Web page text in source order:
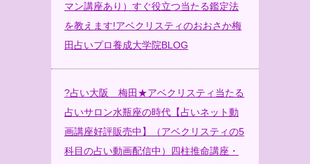
マン講座あり）すぐ役立つ当たる鑑定法
を教えます!アベクリスティのおおさか梅
田占いプロ養成大学院BLOG
?占い大阪 梅田★アベクリスティ当たる
占いサロン水瓶座の時代【占いネット動
画講座好評販売中】（アベクリスティの5
科目の占い動画配信中）四柱推命講座・